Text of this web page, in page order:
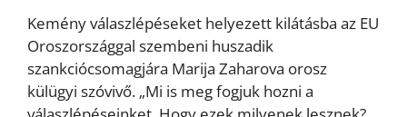
Kemény válaszlépéseket helyezett kilátásba az EU
Oroszországgal szembeni huszadik
szankciócsomagjára Marija Zaharova orosz
külügyi szóvivő. „Mi is meg fogjuk hozni a